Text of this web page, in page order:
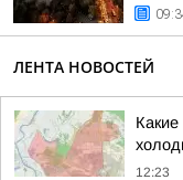
ЛЕНТА НОВОСТЕЙ
12:23